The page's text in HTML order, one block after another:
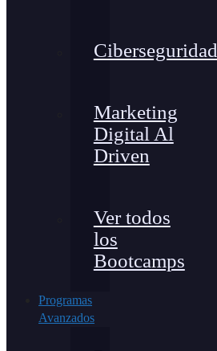
Ciberseguridad
Marketing
Digital Al
Driven
Ver todos
los
Bootcamps
Programas
Avanzados